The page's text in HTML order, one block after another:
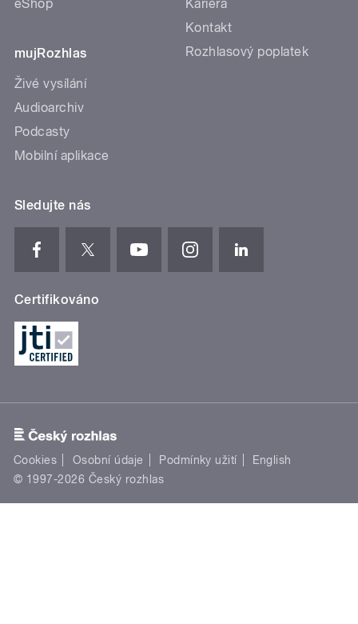
eShop
mujRozhlas
Živé vysílání
Audioarchiv
Podcasty
Mobilní aplikace
Kariéra
Kontakt
Rozhlasový poplatek
Sledujte nás
Certifikováno
Cookies Osobní údaje Podmínky užití
English
© 1997-2026 Český rozhlas